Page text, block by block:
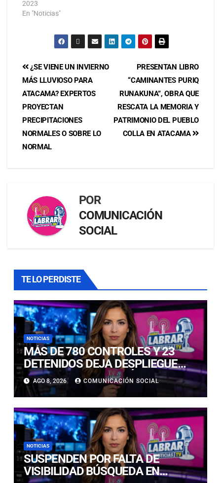
2023
En "Noticias"
PRESENTAN LIBRO
“CAMINANTES PURIQ
RUNAKUNA”, OBRA QUE
RESCATA LA MEMORIA Y
PATRIMONIO DEL PUEBLO
COLLA EN ATACAMA
¿SE VIENE UN INVIERNO
MÁS LLUVIOSO PARA
ATACAMA? EXPERTOS
PROYECTAN
PRECIPITACIONES
NORMALES O SOBRE LO
NORMAL
POR
COMUNICACIÓN
SOCIAL
TE LO PERDISTE
NOTICIAS
MÁS DE 780 CONTROLES Y 23
DETENIDOS DEJA DESPLIEGUE
POLICIAL EN COPIAPÓ Y CALDERA
AGO 8, 2026 COMUNICACIÓN SOCIAL
NOTICIAS
SUSPENDEN POR FALTA DE
VISIBILIDAD BÚSQUEDA EN